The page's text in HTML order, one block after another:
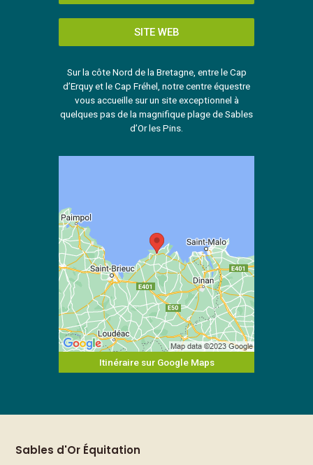
SITE WEB
Sur la côte Nord de la Bretagne, entre le Cap
d’Erquy et le Cap Fréhel, notre centre équestre
vous accueille sur un site exceptionnel à
quelques pas de la magnifique plage de Sables
d’Or les Pins.
Itinéraire sur Google Maps
Sables d'Or Équitation